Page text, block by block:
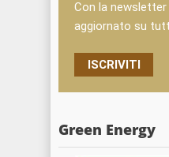
Con la
aggiornato su
ISCRIVITI
Green Energy